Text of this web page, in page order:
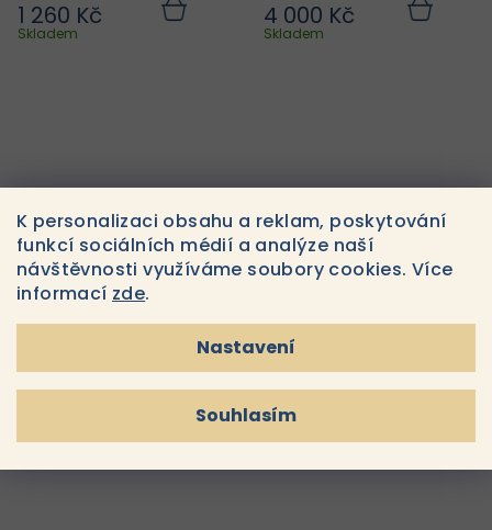
K personalizaci obsahu a reklam, poskytování
funkcí sociálních médií a analýze naší
návštěvnosti využíváme soubory cookies. Více
informací zde.
Nastavení
Souhlasím
15 ml
1 260 Kč
Skladem
4 000 Kč
Skladem
Hydropeptide
Liftingová oční náplast
Polypeptide Collagel+
1 400 Kč
Skladem
Do
košíku
Authority oční krém 15
ml
2 400 Kč
Skladem
Do
košíku